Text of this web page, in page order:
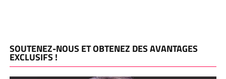
SOUTENEZ-NOUS ET OBTENEZ DES AVANTAGES
EXCLUSIFS !